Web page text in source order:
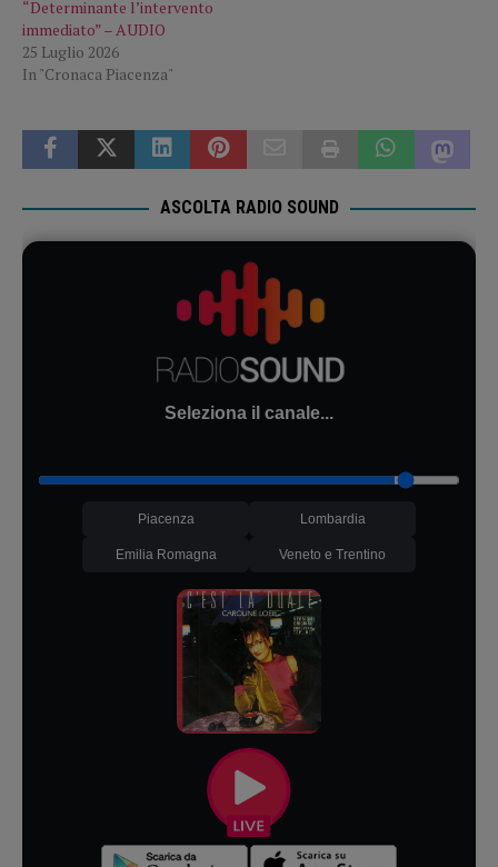
“Determinante l’intervento
immediato” – AUDIO
25 Luglio 2026
In "Cronaca Piacenza"
ASCOLTA RADIO SOUND
Seleziona il canale...
Piacenza Lombardia
Emilia Romagna Veneto e Trentino